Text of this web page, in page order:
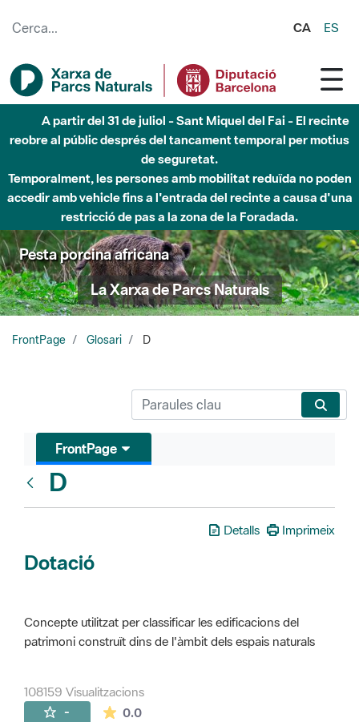
CA ES
A partir del 31 de juliol - Sant Miquel del Fai - El recinte
reobre al públic després del tancament temporal per motius
de seguretat.
Temporalment, les persones amb mobilitat reduïda no poden
accedir amb vehicle fins a l'entrada del recinte a causa d'una
restricció de pas a la zona de la Foradada.
Pesta porcina africana
La Xarxa de Parcs Naturals
FrontPage Glosari D
FrontPage
D
Detalls Imprimeix
Dotació
Concepte utilitzat per classificar les edificacions del
patrimoni construït dins de l'àmbit dels espais naturals
108159 Visualitzacions
- 0.0La mitjana de les valoracions és de 0